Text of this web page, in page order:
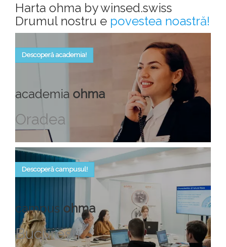
Harta ohma by winsed.swiss
Drumul nostru e povestea noastră!
Descoperă academia!
academia ohma
Oradea
Descoperă campusul!
campus ohma
Bucureşti